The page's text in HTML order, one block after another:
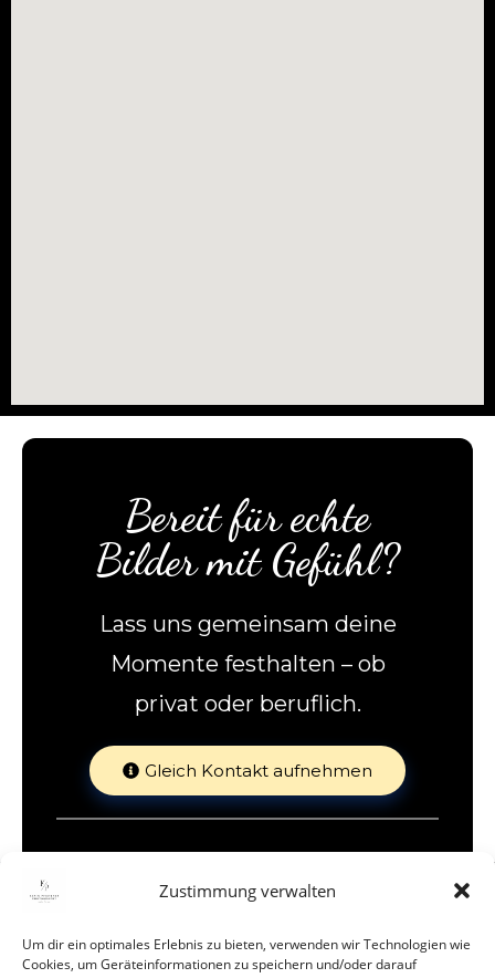
Zustimmung verwalten
Um dir ein optimales Erlebnis zu bieten, verwenden wir Technologien wie
Cookies, um Geräteinformationen zu speichern und/oder darauf
Bereit für echte
Bilder mit Gefühl?
Lass uns gemeinsam deine
Momente festhalten – ob
privat oder beruflich.
Gleich Kontakt aufnehmen